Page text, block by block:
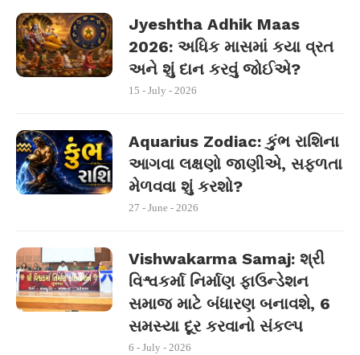
Jyeshtha Adhik Maas
2026: અધિક માસમાં કયા વ્રત
અને શું દાન કરવું જોઈએ?
15 - July - 2026
Aquarius Zodiac: કુંભ રાશિના
આગવા લક્ષણો જાણીએ, સફળતા
મેળવવા શું કરશો?
27 - June - 2026
Vishwakarma Samaj: શ્રી
વિશ્વકર્મા નિર્માણ ફાઉન્ડેશન
સમાજ માટે બંધારણ બનાવશે, 6
સમસ્યા દૂર કરવાનો સંકલ્પ
6 - July - 2026